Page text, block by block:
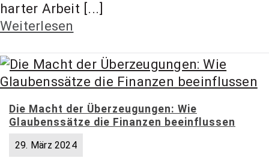
atung
harter Arbeit [...]
Weiterlesen
Die Macht der Überzeugungen: Wie
Glaubenssätze die Finanzen beeinflussen
29. März 2024